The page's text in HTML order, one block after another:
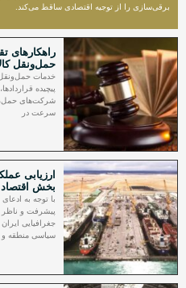
برقی‌سازی را از توجیه اقتصادی ساقط می‌کند.
راهکارهای
حمل‌ونقل
خدمات حمل‌ونقل
پیچیده
شرکت‌های حمل،
سرعت در
ارزیابی
بخش اقتصاد
با توجه به
پیشرفت و
جغرافیایی
سیاسی منطقه و